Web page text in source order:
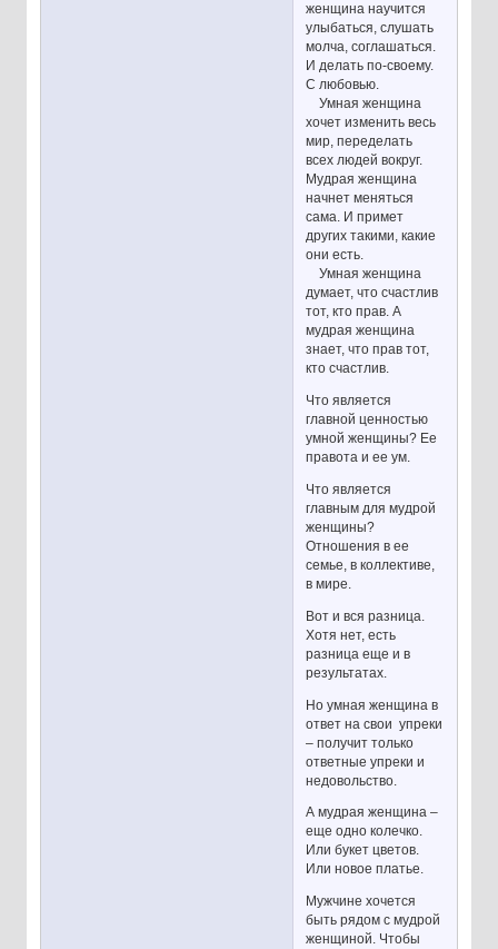
женщина научится
улыбаться, слушать
молча, соглашаться.
И делать по-своему.
С любовью.
Умная женщина
хочет изменить весь
мир, переделать
всех людей вокруг.
Мудрая женщина
начнет меняться
сама. И примет
других такими, какие
они есть.
Умная женщина
думает, что счастлив
тот, кто прав. А
мудрая женщина
знает, что прав тот,
кто счастлив.
Что является
главной ценностью
умной женщины? Ее
правота и ее ум.
Что является
главным для мудрой
женщины?
Отношения в ее
семье, в коллективе,
в мире.
Вот и вся разница.
Хотя нет, есть
разница еще и в
результатах.
Но умная женщина в
ответ на свои упреки
– получит только
ответные упреки и
недовольство.
А мудрая женщина –
еще одно колечко.
Или букет цветов.
Или новое платье.
Мужчине хочется
быть рядом с мудрой
женщиной. Чтобы